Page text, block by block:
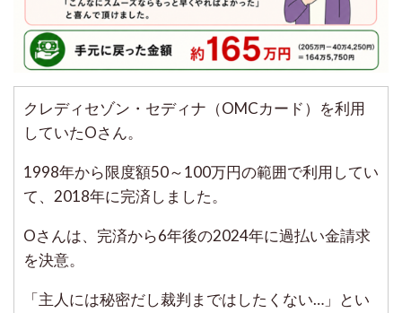
クレディセゾン・セディナ（OMCカード）を利用
していたOさん。
1998年から限度額50～100万円の範囲で利用してい
て、2018年に完済しました。
Oさんは、完済から6年後の2024年に過払い金請求
を決意。
「主人には秘密だし裁判まではしたくない…」とい